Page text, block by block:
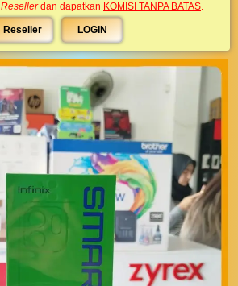
Resellerdan dapatkan KOMISI TANPA BATAS.
Reseller LOGIN